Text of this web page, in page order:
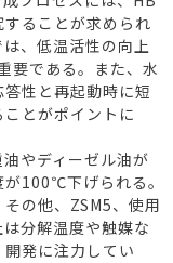
ることが求められ
、低温活性の向上
要である。また、水
性と再起動時に短
とがポイントに
やディーゼル油が
100℃下げられる。
の他、ZSM5、使用
分解温度や触媒な
発に注力してい